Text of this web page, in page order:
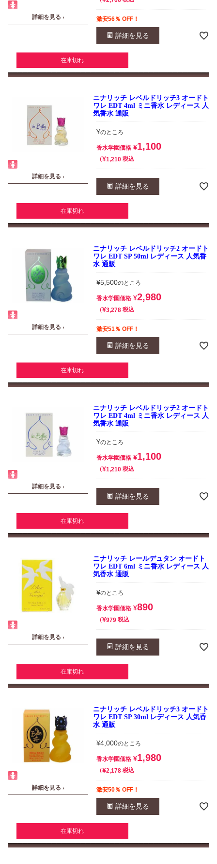
詳細を見る › 激安56％ OFF！
詳細を見る
在庫切れ
詳細を見る ›
ニナリッチ レベルドリッチ3 オードト
ワレ EDT 4ml ミニ香水 レディース 人
気香水 通販
¥のところ
香水学園価格 ¥1,100
¥1,210 税込
詳細を見る
在庫切れ
詳細を見る ›
ニナリッチ レベルドリッチ2 オードト
ワレ EDT SP 50ml レディース 人気香
水 通販
¥5,500のところ
香水学園価格 ¥2,980
¥3,278 税込
激安51％ OFF！
詳細を見る
在庫切れ
詳細を見る ›
ニナリッチ レベルドリッチ2 オードト
ワレ EDT 4ml ミニ香水 レディース 人
気香水 通販
¥のところ
香水学園価格 ¥1,100
¥1,210 税込
詳細を見る
在庫切れ
詳細を見る ›
ニナリッチ レールデュタン オードト
ワレ EDT 6ml ミニ香水 レディース 人
気香水 通販
¥のところ
香水学園価格 ¥890
¥979 税込
詳細を見る
在庫切れ
詳細を見る ›
ニナリッチ レベルドリッチ3 オードト
ワレ EDT SP 30ml レディース 人気香
水 通販
¥4,000のところ
香水学園価格 ¥1,980
¥2,178 税込
激安50％ OFF！
詳細を見る
在庫切れ